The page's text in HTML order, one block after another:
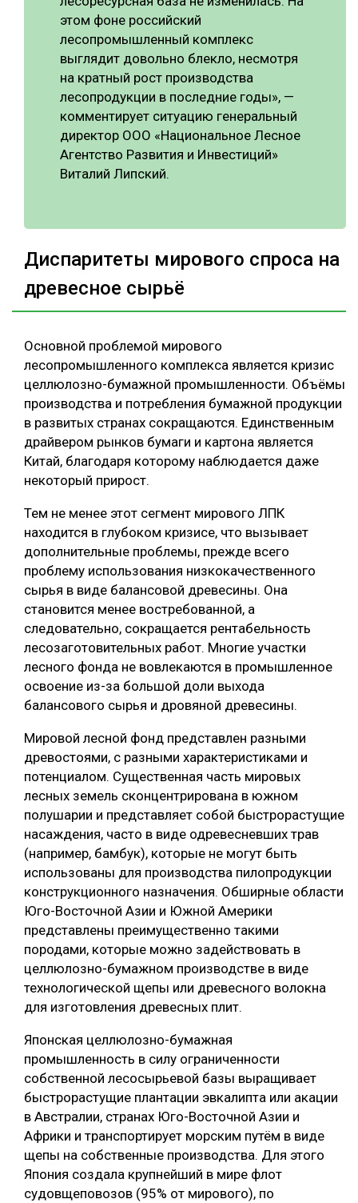
этом фоне российский
лесопромышленный комплекс
выглядит довольно блекло, несмотря
на кратный рост производства
лесопродукции в последние годы», —
комментирует ситуацию генеральный
директор ООО «Национальное Лесное
Агентство Развития и Инвестиций»
Виталий Липский.
Диспаритеты мирового спроса на
древесное сырьё
Основной проблемой мирового
лесопромышленного комплекса является кризис
целлюлозно-бумажной промышленности. Объёмы
производства и потребления бумажной продукции
в развитых странах сокращаются. Единственным
драйвером рынков бумаги и картона является
Китай, благодаря которому наблюдается даже
некоторый прирост.
Тем не менее этот сегмент мирового ЛПК
находится в глубоком кризисе, что вызывает
дополнительные проблемы, прежде всего
проблему использования низкокачественного
сырья в виде балансовой древесины. Она
становится менее востребованной, а
следовательно, сокращается рентабельность
лесозаготовительных работ. Многие участки
лесного фонда не вовлекаются в промышленное
освоение из-за большой доли выхода
балансового сырья и дровяной древесины.
Мировой лесной фонд представлен разными
древостоями, с разными характеристиками и
потенциалом. Существенная часть мировых
лесных земель сконцентрирована в южном
полушарии и представляет собой быстрорастущие
насаждения, часто в виде одревесневших трав
(например, бамбук), которые не могут быть
использованы для производства пилопродукции
конструкционного назначения. Обширные области
Юго-Восточной Азии и Южной Америки
представлены преимущественно такими
породами, которые можно задействовать в
целлюлозно-бумажном производстве в виде
технологической щепы или древесного волокна
для изготовления древесных плит.
Японская целлюлозно-бумажная
промышленность в силу ограниченности
собственной лесосырьевой базы выращивает
быстрорастущие плантации эвкалипта или акации
в Австралии, странах Юго-Восточной Азии и
Африки и транспортирует морским путём в виде
щепы на собственные производства. Для этого
Япония создала крупнейший в мире флот
судовщеповозов (95% от мирового), по